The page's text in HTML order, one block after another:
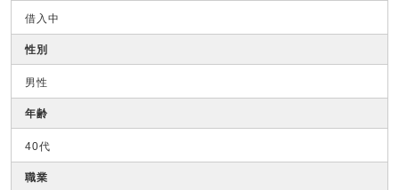
借入中
性別
男性
年齢
40代
職業